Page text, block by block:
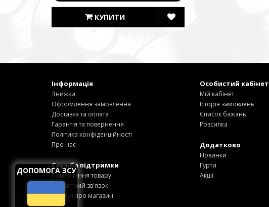
КУПИТИ
ДОПОМОГА ЗСУ
Інформація
Знижки
Оформлення замовлення
Доставка та оплата
Гарантія та повернення
Політика конфіденційності
Про нас
Служба підтримки
Повернення товару
Зворотний зв'язок
Відгуки про магазин
Особистий кабінет
Мій кабінет
Історія замовлень
Список бажань
Розсилка
Додатково
Новинки
Гурти
Акції